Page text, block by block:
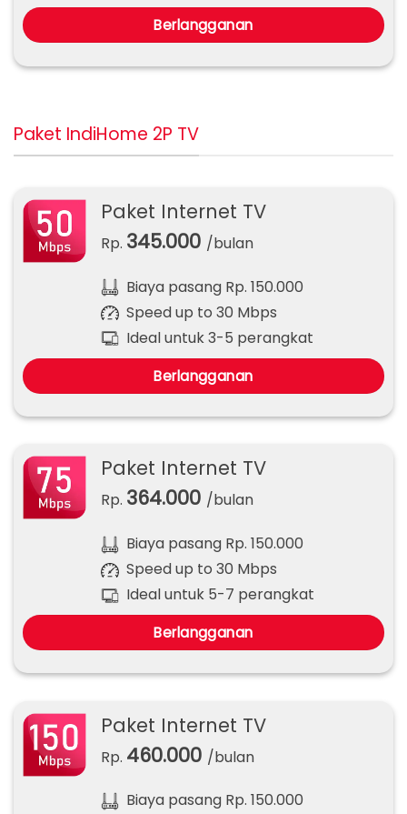
Berlangganan
Paket IndiHome 2P TV
Paket Internet TV
Rp. 345.000 /bulan
Biaya pasang Rp. 150.000
Speed up to 30 Mbps
Ideal untuk 3-5 perangkat
Berlangganan
Paket Internet TV
Rp. 364.000 /bulan
Biaya pasang Rp. 150.000
Speed up to 30 Mbps
Ideal untuk 5-7 perangkat
Berlangganan
Paket Internet TV
Rp. 460.000 /bulan
Biaya pasang Rp. 150.000